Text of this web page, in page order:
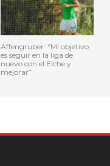
Affengruber: “Mi objetivo
es seguir en la liga de
nuevo con el Elche y
mejorar”